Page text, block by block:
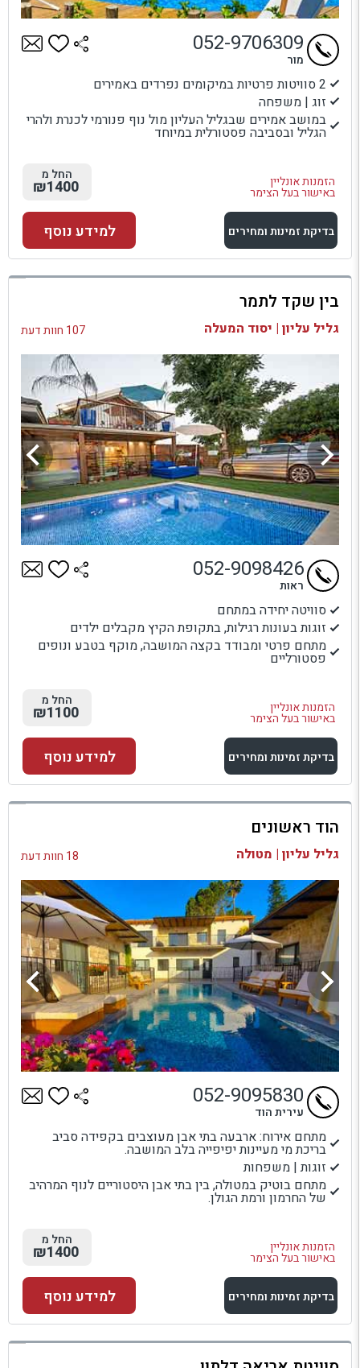
2 סוויטות פרטיות במיקומים נפרדים באמירים
זוג | משפחה
במושב אמירים שבגליל העליון מול נוף פנורמי לכנרת ולהרי
הגליל ובסביבה פסטורלית במיוחד
הזמנות אונליין
באישור בעל הצימר
052-9706309
מור
החל מ
₪1400
בדיקת זמינות ומחירים
למתחם זה
בדיקת זמינות ומחירים
למידע נוסף
בין שקד לתמר
גליל עליון | יסוד המעלה 107 חוות דעת
סוויטה יחידה במתחם
זוגות בעונות רגילות, בתקופת הקיץ מקבלים ילדים
מתחם פרטי ומבודד בקצה המושבה, מוקף בטבע ונופים
פסטורליים
הזמנות אונליין
באישור בעל הצימר
052-9098426
ראות
החל מ
₪1100
בדיקת זמינות ומחירים
למתחם זה
בדיקת זמינות ומחירים
למידע נוסף
הוד ראשונים
גליל עליון | מטולה 18 חוות דעת
מתחם אירוח: ארבעה בתי אבן מעוצבים בקפידה סביב
בריכת מי מעיינות יפיפייה בלב המושבה.
זוגות | משפחות
מתחם בוטיק במטולה, בין בתי אבן היסטוריים לנוף המרהיב
של החרמון ורמת הגולן.
הזמנות אונליין
באישור בעל הצימר
052-9095830
עירית הוד
החל מ
₪1400
בדיקת זמינות ומחירים
למתחם זה
למידע נוסף